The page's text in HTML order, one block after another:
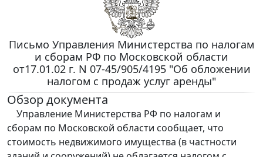
Письмо Управления Министерства по налогам
и сборам РФ по Московской области
от17.01.02 г. N 07-45/905/4195 "Об обложении
налогом с продаж услуг аренды"
Обзор документа
Управление Министерства РФ по налогам и
сборам по Московской области сообщает, что
стоимость недвижимого имущества (в частности